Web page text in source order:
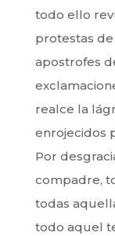
todo ello
protestas
apostrofes
realce la
enrojecidos
Por
compadre,
todas
todo aquel